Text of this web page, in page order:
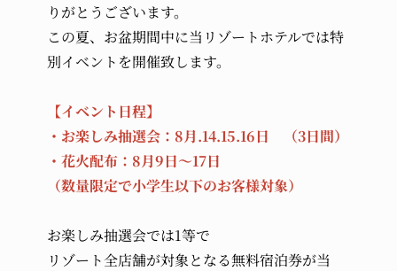
りがとうございます。
この夏、お盆期間中に当リゾートホテルでは特
別イベントを開催致します。
【イベント日程】
・お楽しみ抽選会：8月.14.15.16日 （3日間）
・花火配布：8月9日～17日
（数量限定で小学生以下のお客様対象）
お楽しみ抽選会では1等で
リゾート全店舗が対象となる無料宿泊券が当